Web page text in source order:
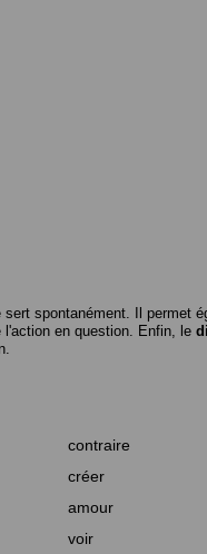
spontanément. Il permet
en question. Enfin, le
contraire
créer
amour
voir